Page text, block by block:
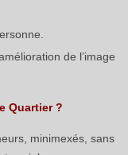
de l’image
Quartier ?
minimexés, sans